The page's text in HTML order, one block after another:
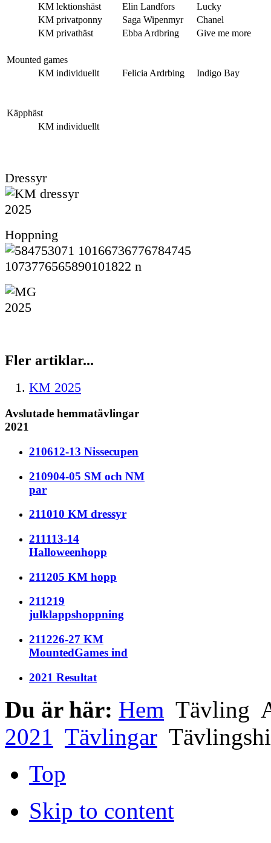
KM lektionshäst
Elin Landfors
Lucky
KM privatponny
Saga Wipenmyr
Chanel
KM privathäst
Ebba Ardbring Give me more
Mounted games
KM individuellt
Felicia Ardrbing Indigo Bay
Käpphäst
KM individuellt
Dressyr
Hoppning
Fler artiklar...
KM 2025
Avslutade hemmatävlingar
2021
210612-13 Nissecupen
210904-05 SM och NM
par
211010 KM dressyr
211113-14
Halloweenhopp
211205 KM hopp
211219
julklappshoppning
211226-27 KM
MountedGames ind
2021 Resultat
Du är här: Hem Tävling
2021
Tävlingar
Top
Skip to content